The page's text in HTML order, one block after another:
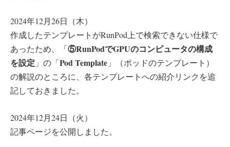
2024年12月26日（木）
作成したテンプレートがRunPod上で検索できない仕様で
あったため、「⑤RunPodでGPUのコンピュータの構成
を設定 」の「Pod Template 」（ポッドのテンプレート）
の解説のところに、各テンプレートへの紹介リンクを追
記しておきました。
2024年12月24日（火）
記事ページを公開しました。